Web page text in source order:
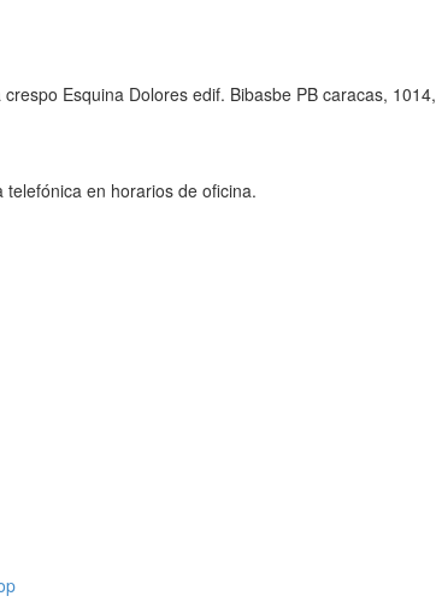
Esquina Dolores edif. Bibasbe PB caracas, 1014,
en horarios de oficina.